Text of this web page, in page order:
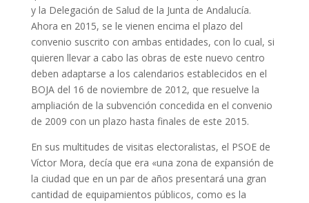
y la Delegación de Salud de la Junta de Andalucía.
Ahora en 2015, se le vienen encima el plazo del
convenio suscrito con ambas entidades, con lo cual, si
quieren llevar a cabo las obras de este nuevo centro
deben adaptarse a los calendarios establecidos en el
BOJA del 16 de noviembre de 2012, que resuelve la
ampliación de la subvención concedida en el convenio
de 2009 con un plazo hasta finales de este 2015.
En sus multitudes de visitas electoralistas, el PSOE de
Víctor Mora, decía que era «una zona de expansión de
la ciudad que en un par de años presentará una gran
cantidad de equipamientos públicos, como es la